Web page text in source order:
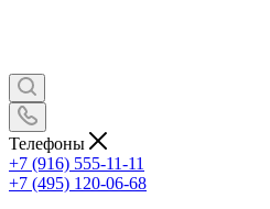
Телефоны
+7 (916) 555-11-11
+7 (495) 120-06-68